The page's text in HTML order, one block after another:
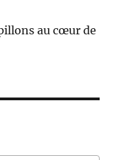
au cœur de